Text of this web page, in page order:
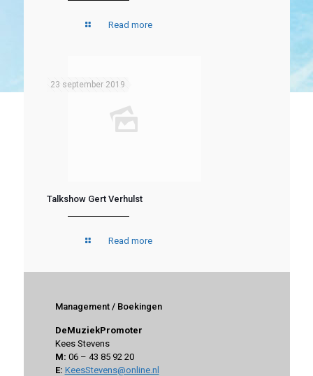
Read more
23 september 2019
Talkshow Gert Verhulst
Read more
Management / Boekingen
DeMuziekPromoter
Kees Stevens
M: 06 – 43 85 92 20
E: KeesStevens@online.nl